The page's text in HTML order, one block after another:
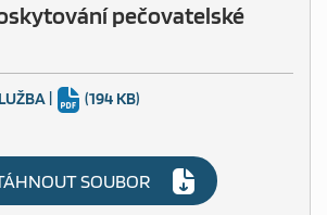
pečovatelské
| (194 KB)
SOUBOR